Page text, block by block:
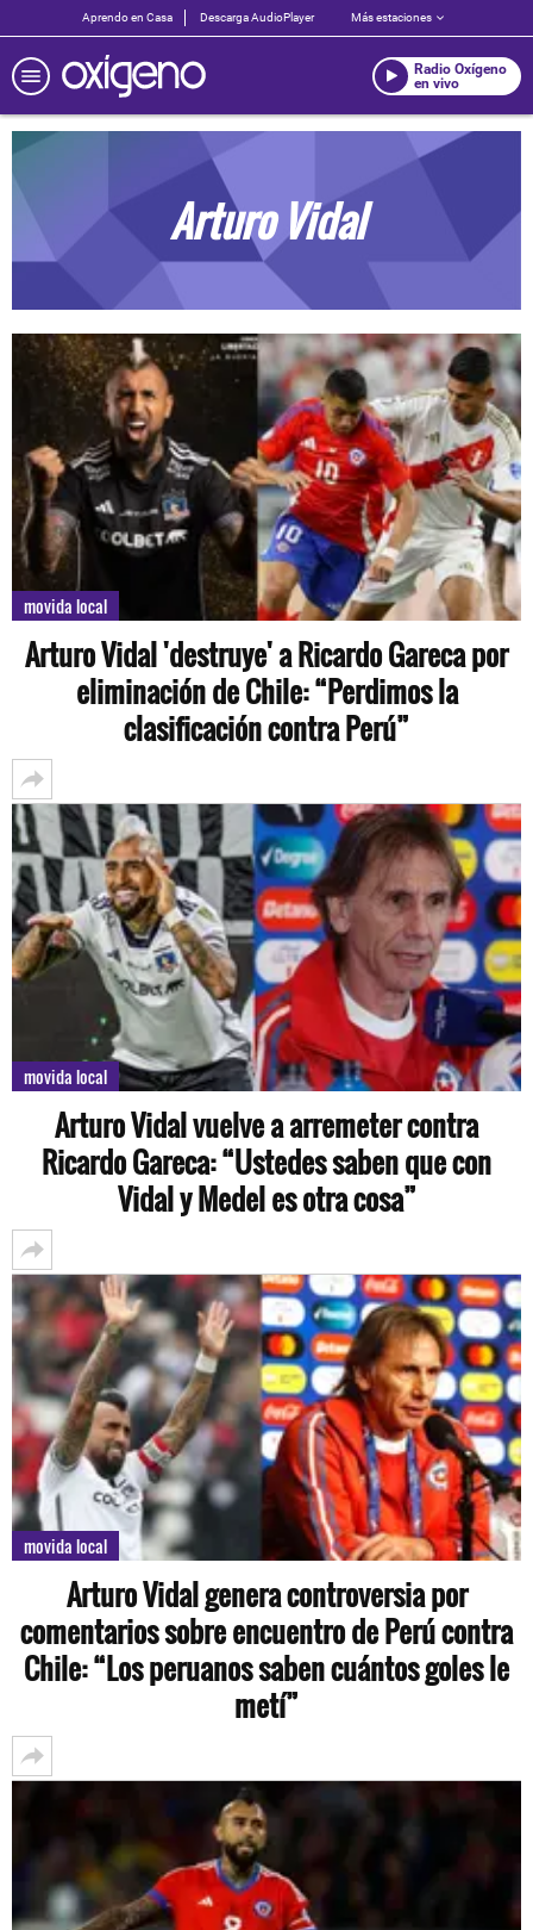
Aprendo en Casa Descarga AudioPlayer Más estaciones
Radio Oxígeno
en vivo
Arturo Vidal
movida local
Arturo Vidal 'destruye' a Ricardo Gareca por
eliminación de Chile: “Perdimos la
clasificación contra Perú”
movida local
Arturo Vidal vuelve a arremeter contra
Ricardo Gareca: “Ustedes saben que con
Vidal y Medel es otra cosa”
movida local
Arturo Vidal genera controversia por
comentarios sobre encuentro de Perú contra
Chile: “Los peruanos saben cuántos goles le
metí”